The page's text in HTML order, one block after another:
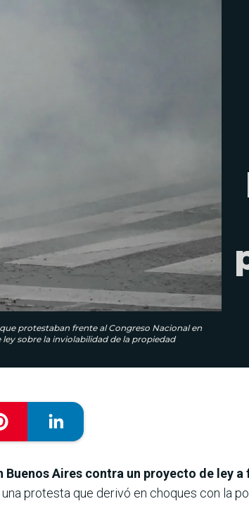
protestaban frente al Congreso Nacional en
sobre la inviolabilidad de la propiedad
Aires contra un proyecto de ley
una protesta que derivó en choques con la